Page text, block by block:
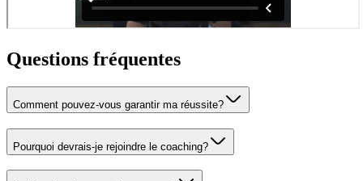
Questions fréquentes
Comment pouvez-vous garantir ma réussite?
Pourquoi devrais-je rejoindre le coaching?